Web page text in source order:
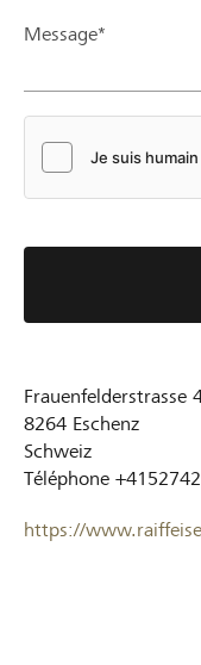
Message*
Frauenfelderstrasse
8264 Eschenz
Schweiz
Téléphone
https://